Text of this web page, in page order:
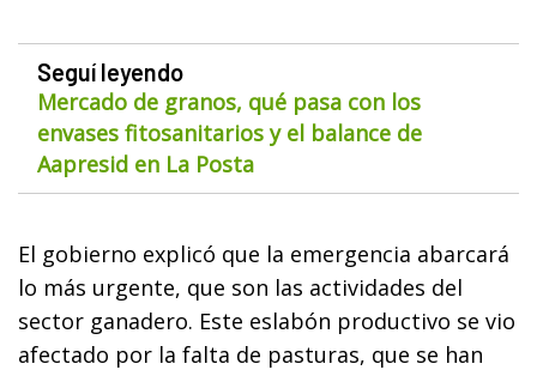
Seguí leyendo
Mercado de granos, qué pasa con los
envases fitosanitarios y el balance de
Aapresid en La Posta
El gobierno explicó que la emergencia abarcará
lo más urgente, que son las actividades del
sector ganadero. Este eslabón productivo se vio
afectado por la falta de pasturas, que se han